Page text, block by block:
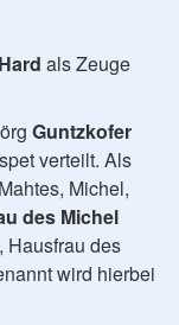
als Zeuge
Guntzkofer
verteilt. Als
Michel,
des Michel
Hausfrau des
wird hierbei